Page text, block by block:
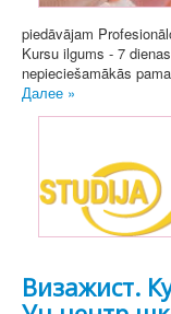
piedāvājam
Kursu ilgums - 7
nepieciešamākās
Далее »
Визажист.